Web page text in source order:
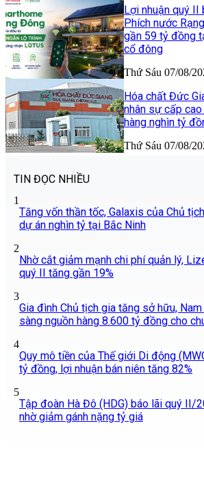
Lợi nhuận quý II
Phích nước
gần 59 tỷ đồng
cổ đông
Thứ Sáu 07/08/
Hóa chất Đức
nhân sự cấp
hàng nghìn tỷ
Thứ Sáu 07/08/
TIN ĐỌC NHIỀU
1
Tăng vốn thần tốc, Galaxis của Chủ
dự án nghìn tỷ tại Bắc Ninh
2
Nhờ cắt giảm mạnh chi phí quản lý,
quý II tăng gần 19%
3
Gia đình Chủ tịch gia tăng sở hữu,
sàng nguồn hàng 8.600 tỷ đồng cho
4
Quy mô tiền của Thế giới Di động
tỷ đồng, lợi nhuận bán niên tăng 82%
5
Tập đoàn Hà Đô (HDG) báo lãi quý II/
nhờ giảm gánh nặng tỷ giá